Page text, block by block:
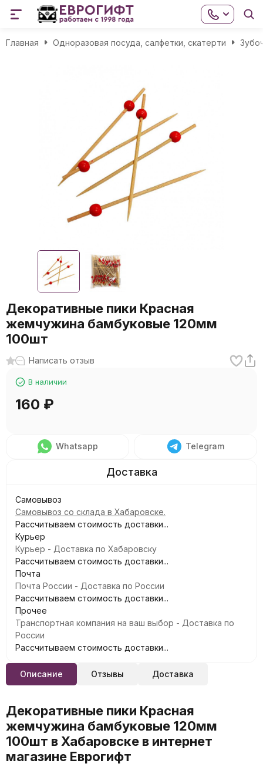
Главная Одноразовая посуда, салфетки, скатерти
Декоративные пики Красная
жемчужина бамбуковые 120мм
100шт
Написать отзыв
В наличии
160 ₽
Whatsapp Telegram
Самовывоз
Самовывоз со склада в Хабаровске.
Рассчитываем стоимость доставки...
Курьер
Курьер - Доставка по Хабаровску
Рассчитываем стоимость доставки...
Почта
Почта России - Доставка по России
Рассчитываем стоимость доставки...
Прочее
Транспортная компания на ваш выбор - Доставка по
России
Рассчитываем стоимость доставки...
Описание Отзывы Доставка
Декоративные пики Красная
жемчужина бамбуковые 120мм
100шт в Хабаровске в интернет
магазине Еврогифт